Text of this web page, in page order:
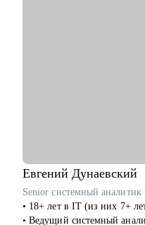
Евгений Дунаевский
• 18+ лет в IT (из них 7+
• Ведущий системный